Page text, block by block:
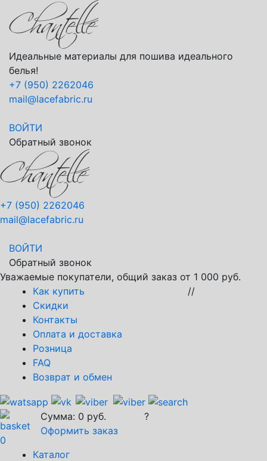
Идеальные материалы для пошива идеального
белья!
+7 (950) 2262046
mail@lacefabric.ru
ВОЙТИ
Обратный звонок
+7 (950) 2262046
mail@lacefabric.ru
ВОЙТИ
Обратный звонок
Уважаемые покупатели, общий заказ от 1 000 руб.
Как купить
Скидки
Контакты
Оплата и доставка
Розница
FAQ
Возврат и обмен
//
0
Сумма: 0 руб.
Оформить заказ
?
Каталог